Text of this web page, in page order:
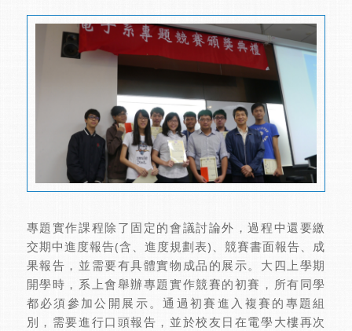
專題實作課程除了固定的會議討論外，過程中還要繳
交期中進度報告(含、進度規劃表)、競賽書面報告、成
果報告，並需要有具體實物成品的展示。大四上學期
開學時，系上會舉辦專題實作競賽的初賽，所有同學
都必須參加公開展示。通過初賽進入複賽的專題組
別，需要進行口頭報告，並於校友日在電學大樓再次